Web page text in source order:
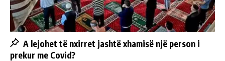
A lejohet të nxirret jashtë xhamisë një person i
prekur me Covid?